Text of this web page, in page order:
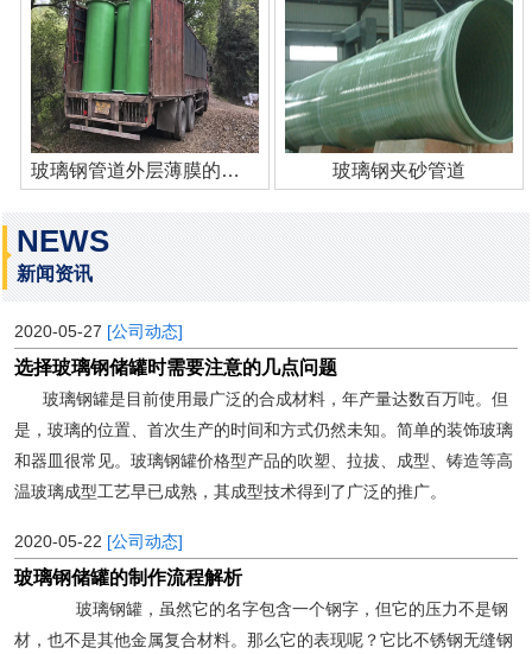
玻璃钢管道外层薄膜的作用 玻璃钢夹砂管道
NEWS
新闻资讯
2020-05-27 [公司动态]
选择玻璃钢储罐时需要注意的几点问题
玻璃钢罐是目前使用最广泛的合成材料，年产量达数百万吨。但
是，玻璃的位置、首次生产的时间和方式仍然未知。简单的装饰玻璃
和器皿很常见。玻璃钢罐价格型产品的吹塑、拉拔、成型、铸造等高
温玻璃成型工艺早已成熟，其成型技术得到了广泛的推广。
2020-05-22 [公司动态]
玻璃钢储罐的制作流程解析
玻璃钢罐，虽然它的名字包含一个钢字，但它的压力不是钢
材，也不是其他金属复合材料。那么它的表现呢？它比不锈钢无缝钢